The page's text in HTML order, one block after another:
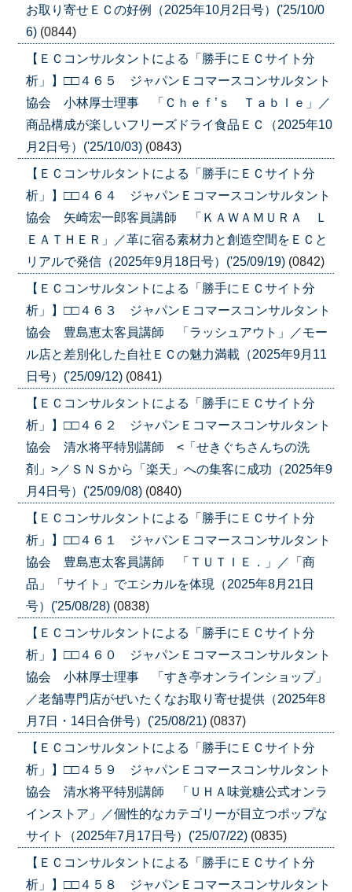
お取り寄せＥＣの好例（2025年10月2日号）('25/10/0
6) (0844)
【ＥＣコンサルタントによる「勝手にＥＣサイト分
析」】□□４６５ ジャパンＥコマースコンサルタント
協会 小林厚士理事 「Ｃｈｅｆ’ｓ Ｔａｂｌｅ」／
商品構成が楽しいフリーズドライ食品ＥＣ（2025年10
月2日号）('25/10/03) (0843)
【ＥＣコンサルタントによる「勝手にＥＣサイト分
析」】□□４６４ ジャパンＥコマースコンサルタント
協会 矢崎宏一郎客員講師 「ＫＡＷＡＭＵＲＡ Ｌ
ＥＡＴＨＥＲ」／革に宿る素材力と創造空間をＥＣと
リアルで発信（2025年9月18日号）('25/09/19) (0842)
【ＥＣコンサルタントによる「勝手にＥＣサイト分
析」】□□４６３ ジャパンＥコマースコンサルタント
協会 豊島恵太客員講師 「ラッシュアウト」／モー
ル店と差別化した自社ＥＣの魅力満載（2025年9月11
日号）('25/09/12) (0841)
【ＥＣコンサルタントによる「勝手にＥＣサイト分
析」】□□４６２ ジャパンＥコマースコンサルタント
協会 清水将平特別講師 <「せきぐちさんちの洗
剤」>／ＳＮＳから「楽天」への集客に成功（2025年9
月4日号）('25/09/08) (0840)
【ＥＣコンサルタントによる「勝手にＥＣサイト分
析」】□□４６１ ジャパンＥコマースコンサルタント
協会 豊島恵太客員講師 「ＴＵＴＩＥ．」／「商
品」「サイト」でエシカルを体現（2025年8月21日
号）('25/08/28) (0838)
【ＥＣコンサルタントによる「勝手にＥＣサイト分
析」】□□４６０ ジャパンＥコマースコンサルタント
協会 小林厚士理事 「すき亭オンラインショップ」
／老舗専門店がぜいたくなお取り寄せ提供（2025年8
月7日・14日合併号）('25/08/21) (0837)
【ＥＣコンサルタントによる「勝手にＥＣサイト分
析」】□□４５９ ジャパンＥコマースコンサルタント
協会 清水将平特別講師 「ＵＨＡ味覚糖公式オンラ
インストア」／個性的なカテゴリーが目立つポップな
サイト（2025年7月17日号）('25/07/22) (0835)
【ＥＣコンサルタントによる「勝手にＥＣサイト分
析」】□□４５８ ジャパンＥコマースコンサルタント